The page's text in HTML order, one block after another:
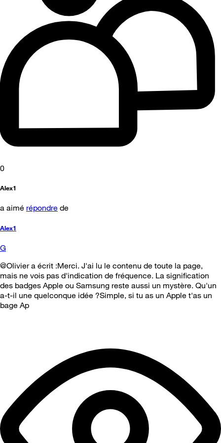
0
Alex1
a aimé répondre de
Alex1
G
@Olivier a écrit :Merci. J'ai lu le contenu de toute la page,
mais ne vois pas d'indication de fréquence. La signification
des badges Apple ou Samsung reste aussi un mystère. Qu'un
a-t-il une quelconque idée ?Simple, si tu as un Apple t'as un
bage Ap